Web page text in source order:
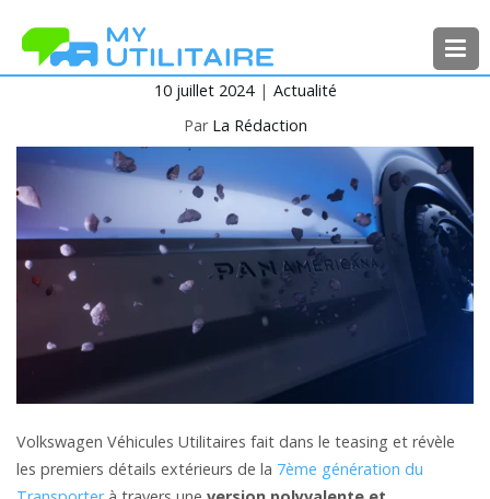
contenu
Toute l’actualité des véhicules
10 juillet 2024
Actualité
Par La Rédaction
Volkswagen Véhicules Utilitaires fait dans le teasing et révèle
les premiers détails extérieurs de la 7ème génération du